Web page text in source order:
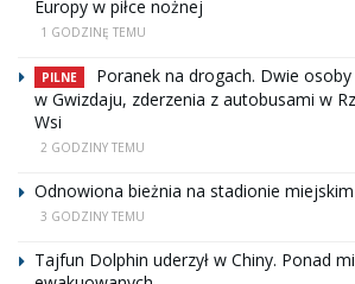
Europy w piłce nożnej
1 GODZINĘ TEMU
PILNE
Poranek na drogach. Dwie
w Gwizdaju, zderzenia z autobusami w
Wsi
2 GODZINY TEMU
Odnowiona bieżnia na stadionie
3 GODZINY TEMU
Tajfun Dolphin uderzył w Chiny. Ponad